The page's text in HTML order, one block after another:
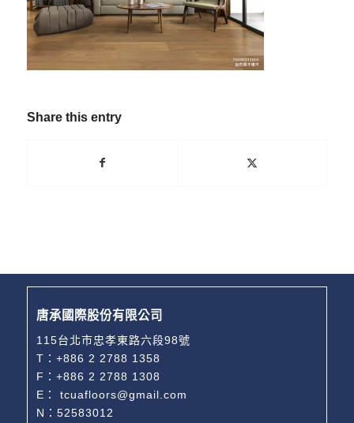
Share this entry
唐承國際股份有限公司
115台北市忠孝東路六段98號
T：+886 2 2788 1358
F：+886 2 2788 1308
E：
tcuafloors@gmail.com
N：52583012